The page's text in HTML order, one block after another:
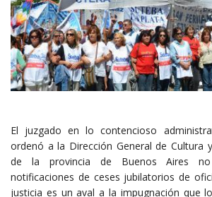
El juzgado en lo contencioso
ordenó a la Dirección General de Cultura y
de la provincia de Buenos Aires
notificaciones de ceses jubilatorios de
justicia es un aval a la impugnación que